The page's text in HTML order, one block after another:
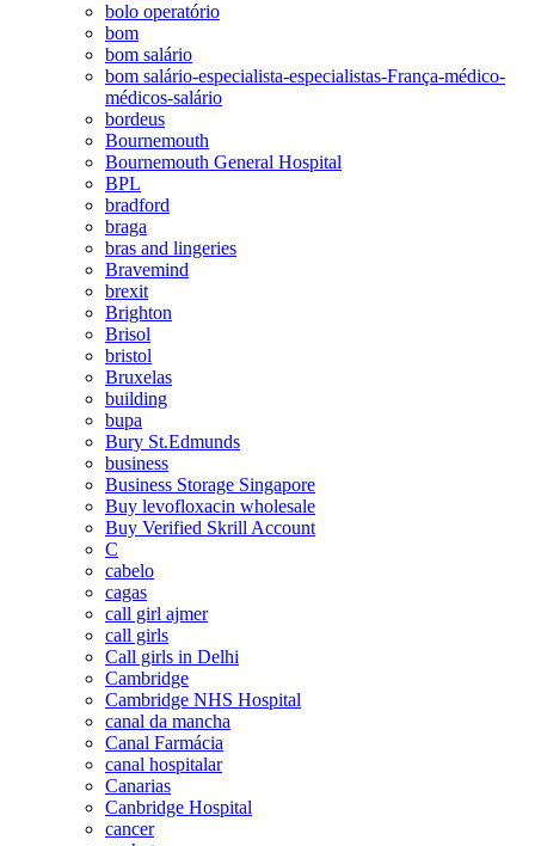
bolo operatório
bom
bom salário
bom salário-especialista-especialistas-França-médico-
médicos-salário
bordeus
Bournemouth
Bournemouth General Hospital
BPL
bradford
braga
bras and lingeries
Bravemind
brexit
Brighton
Brisol
bristol
Bruxelas
building
bupa
Bury St.Edmunds
business
Business Storage Singapore
Buy levofloxacin wholesale
Buy Verified Skrill Account
C
cabelo
cagas
call girl ajmer
call girls
Call girls in Delhi
Cambridge
Cambridge NHS Hospital
canal da mancha
Canal Farmácia
canal hospitalar
Canarias
Canbridge Hospital
cancer